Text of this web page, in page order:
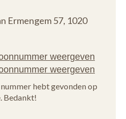
Ermengem 57, 1020
hebt gevonden op
Bedankt!